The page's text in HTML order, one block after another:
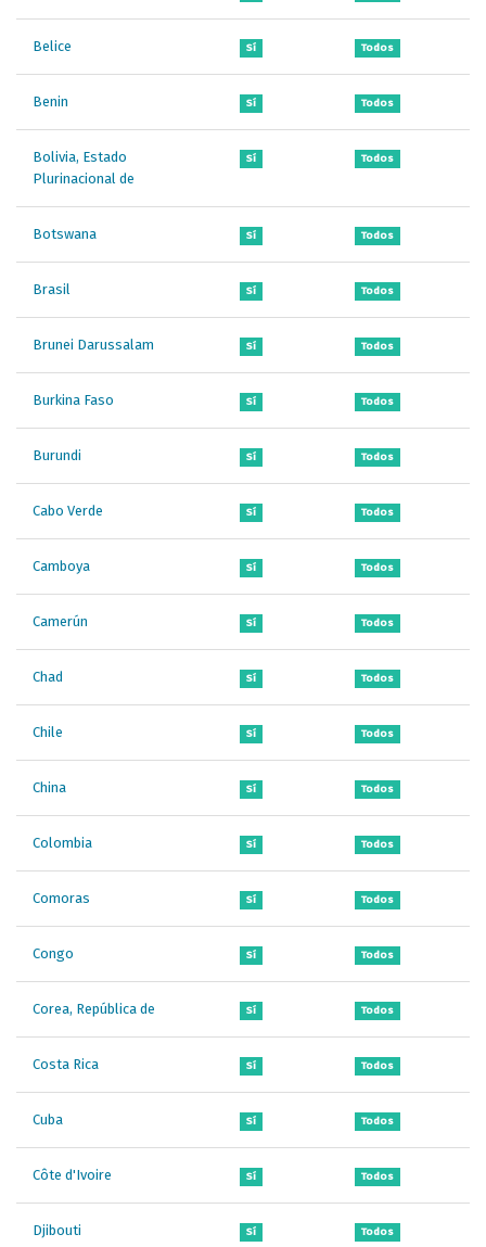
Belice Sí Todos
Benin Sí Todos
Bolivia, Estado
Plurinacional de
Sí Todos
Botswana Sí Todos
Brasil Sí Todos
Brunei Darussalam Sí Todos
Burkina Faso Sí Todos
Burundi Sí Todos
Cabo Verde Sí Todos
Camboya Sí Todos
Camerún Sí Todos
Chad Sí Todos
Chile Sí Todos
China Sí Todos
Colombia Sí Todos
Comoras Sí Todos
Congo Sí Todos
Corea, República de Sí Todos
Costa Rica Sí Todos
Cuba Sí Todos
Côte d'Ivoire Sí Todos
Djibouti Sí Todos